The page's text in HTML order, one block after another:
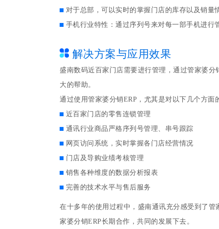
对于总部，可以实时的掌握门店的库存以及销量
手机行业特性：通过序列号来对每一部手机进
解决方案与应用效果
盛南数码近百家门店需要进行管理，通过管家婆
大的帮助。
通过使用管家婆分销ERP，尤其是对以下几个方
近百家门店的零售连锁管理
通讯行业商品严格序列号管理、串号跟踪
网页访问系统，实时掌握各门店经营情况
门店及导购业绩考核管理
销售各种维度的数据分析报表
完善的技术水平与售后服务
在十多年的使用过程中，盛南通讯充分感受到了
家婆分销ERP长期合作，共同的发展下去。